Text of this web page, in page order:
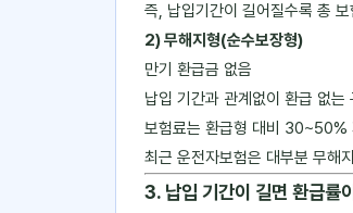
즉, 납입기간이 길어질수록 총
2) 무해지형(순수보장형)
만기 환급금 없음
납입 기간과 관계없이 환급 없는
보험료는 환급형 대비 30~50%
최근 운전자보험은 대부분 무해
3. 납입 기간이 길면 환급률